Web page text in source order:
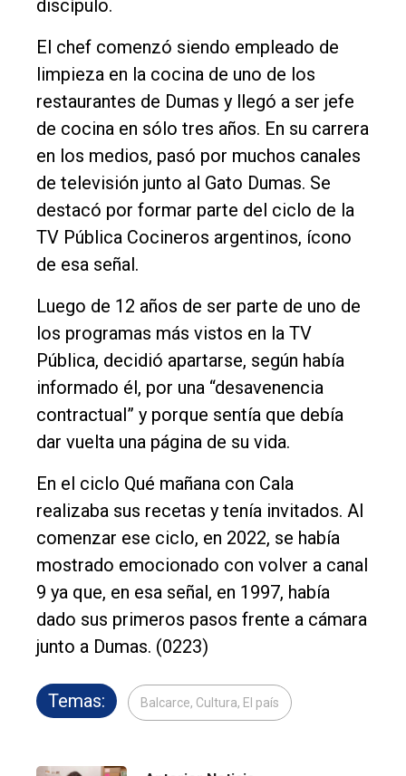
discípulo.
El chef comenzó siendo empleado de
limpieza en la cocina de uno de los
restaurantes de Dumas y llegó a ser jefe
de cocina en sólo tres años. En su carrera
en los medios, pasó por muchos canales
de televisión junto al Gato Dumas. Se
destacó por formar parte del ciclo de la
TV Pública Cocineros argentinos, ícono
de esa señal.
Luego de 12 años de ser parte de uno de
los programas más vistos en la TV
Pública, decidió apartarse, según había
informado él, por una “desavenencia
contractual” y porque sentía que debía
dar vuelta una página de su vida.
En el ciclo Qué mañana con Cala
realizaba sus recetas y tenía invitados. Al
comenzar ese ciclo, en 2022, se había
mostrado emocionado con volver a canal
9 ya que, en esa señal, en 1997, había
dado sus primeros pasos frente a cámara
junto a Dumas. (0223)
Temas: Balcarce, Cultura, El país